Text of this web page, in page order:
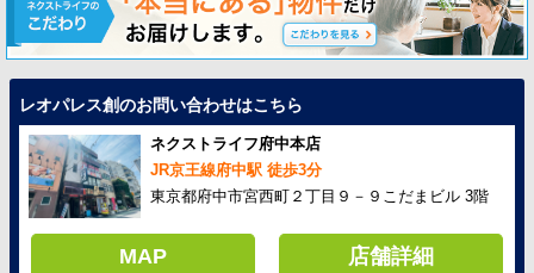
レオパレス創のお問い合わせはこちら
ネクストライフ府中本店
JR京王線府中駅 徒歩3分
東京都府中市宮西町２丁目９－９こだまビル 3階
MAP 店舗詳細